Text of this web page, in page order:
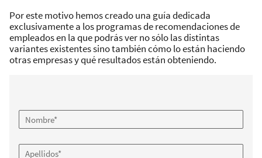
Por este motivo hemos creado una guía dedicada
exclusivamente a los programas de recomendaciones de
empleados en la que podrás ver no sólo las distintas
variantes existentes sino también cómo lo están haciendo
otras empresas y qué resultados están obteniendo.